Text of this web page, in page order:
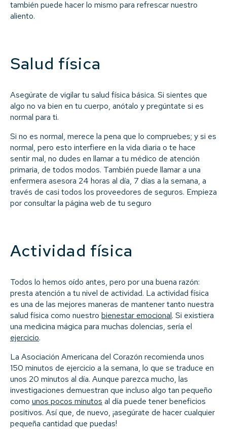
también puede hacer lo mismo para refrescar nuestro
aliento.
Salud física
Asegúrate de vigilar tu salud física básica. Si sientes que
algo no va bien en tu cuerpo, anótalo y pregúntate si es
normal para ti.
Si no es normal, merece la pena que lo compruebes; y si es
normal, pero esto interfiere en la vida diaria o te hace
sentir mal, no dudes en llamar a tu médico de atención
primaria, de todos modos. También puede llamar a una
enfermera asesora 24 horas al día, 7 días a la semana, a
través de casi todos los proveedores de seguros. Empieza
por consultar la página web de tu seguro
Actividad física
Todos lo hemos oído antes, pero por una buena razón:
presta atención a tu nivel de actividad. La actividad física
es una de las mejores maneras de mantener tanto nuestra
salud física como nuestro bienestar emocional. Si existiera
una medicina mágica para muchas dolencias, sería el
ejercicio.
La Asociación Americana del Corazón recomienda unos
150 minutos de ejercicio a la semana, lo que se traduce en
unos 20 minutos al día. Aunque parezca mucho, las
investigaciones demuestran que incluso algo tan pequeño
como unos pocos minutos al día puede tener beneficios
positivos. Así que, de nuevo, ¡asegúrate de hacer cualquier
pequeña cantidad que puedas!